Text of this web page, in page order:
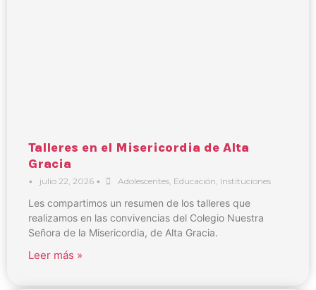
Talleres en el Misericordia de Alta
Gracia
• julio 22, 2026 • Adolescentes, Educación, Instituciones
Les compartimos un resumen de los talleres que
realizamos en las convivencias del Colegio Nuestra
Señora de la Misericordia, de Alta Gracia.
Leer más »